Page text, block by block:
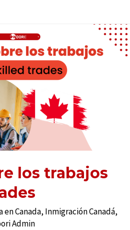
los trabajos
en Canada, Inmigración Canadá,
Admin